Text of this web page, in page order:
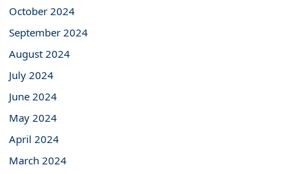
October 2024
September 2024
August 2024
July 2024
June 2024
May 2024
April 2024
March 2024